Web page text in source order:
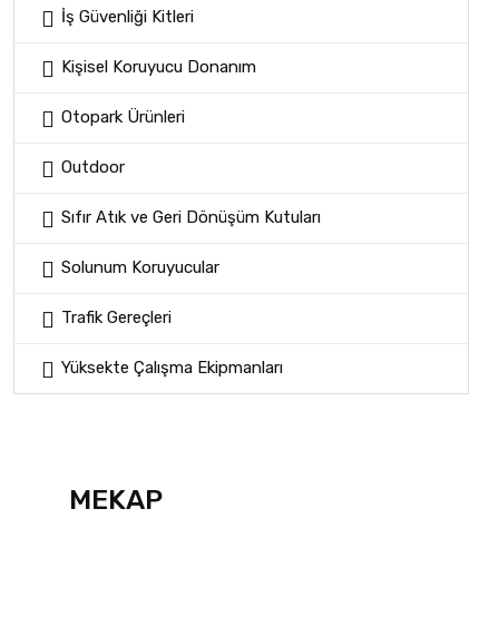
İş Güvenliği Kitleri
Kişisel Koruyucu Donanım
Otopark Ürünleri
Outdoor
Sıfır Atık ve Geri Dönüşüm Kutuları
Solunum Koruyucular
Trafik Gereçleri
Yüksekte Çalışma Ekipmanları
MEKAP